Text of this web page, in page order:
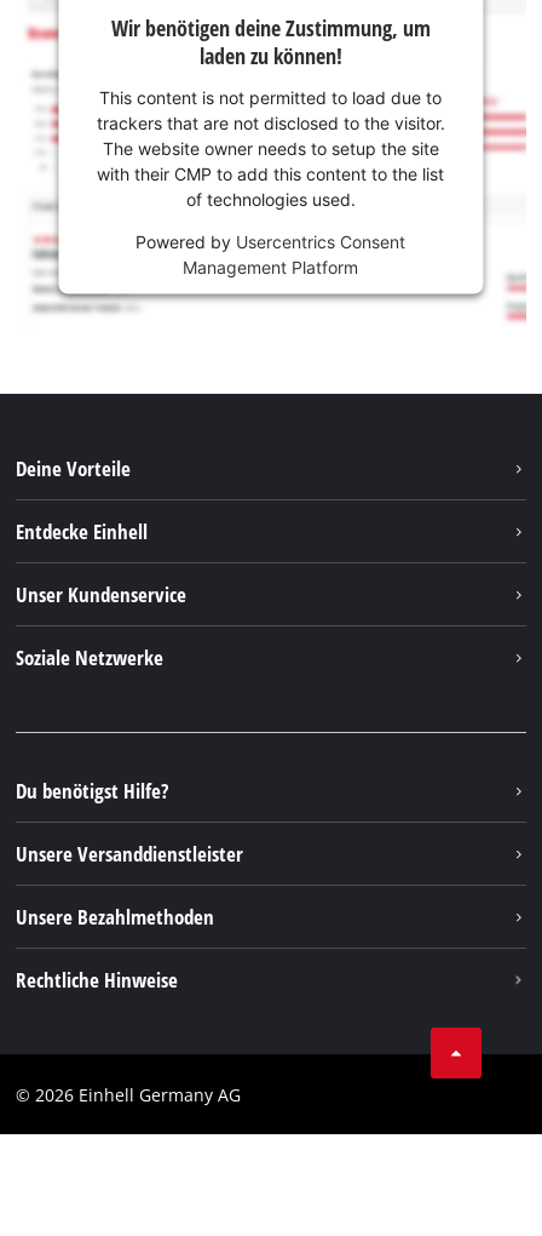
Wir benötigen deine Zustimmung, um
laden zu können!
This content is not permitted to load due to
trackers that are not disclosed to the visitor.
The website owner needs to setup the site
with their CMP to add this content to the list
of technologies used.
Powered by Usercentrics Consent
Management Platform
Deine Vorteile
Entdecke Einhell
Nachhaltigkeit
Unser Kundenservice
FAQs
Rücksendungen / Widerruf
Verpackungsrichtlinien
Hinweise zur Batterieentsorgung
Vertrag widerrufen
Soziale Netzwerke
Instagram
TikTok
Pinterest
Linkedin
Du benötigst Hilfe?
Unsere Versanddienstleister
Unsere Bezahlmethoden
Rechtliche Hinweise
Impressum
© 2026 Einhell Germany AG